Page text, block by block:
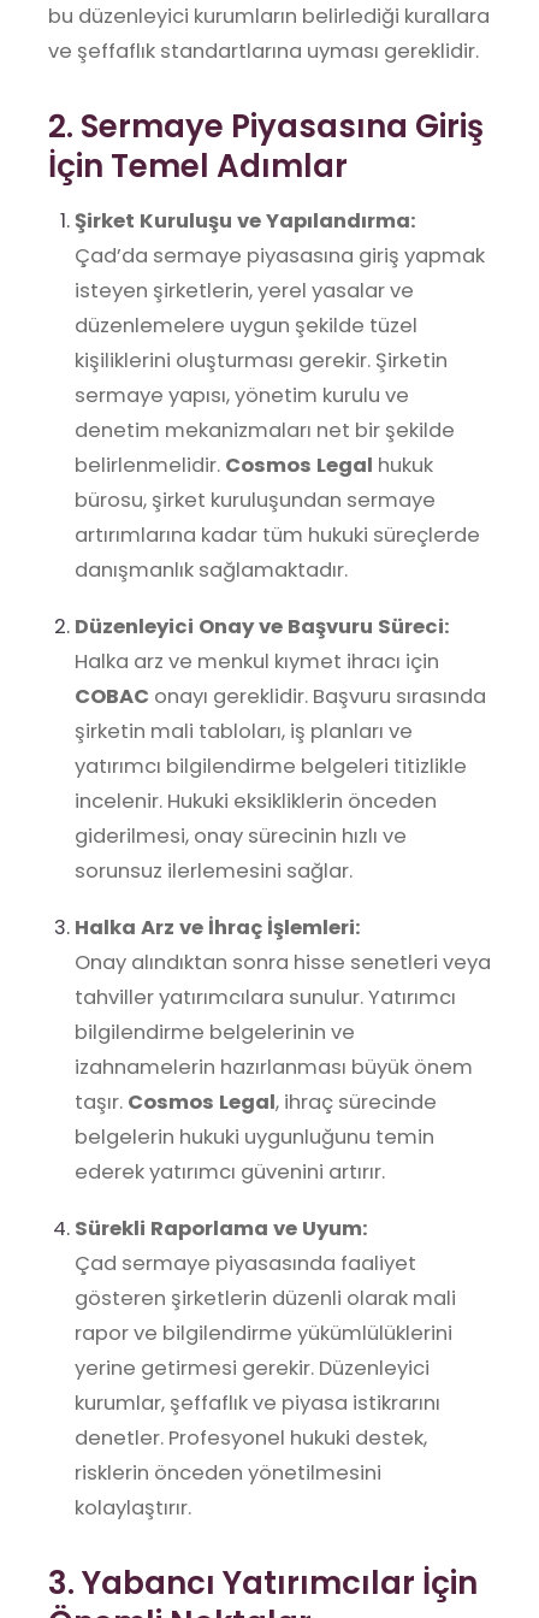
bu düzenleyici kurumların belirlediği kurallara
ve şeffaflık standartlarına uyması gereklidir.
2. Sermaye Piyasasına Giriş
İçin Temel Adımlar
Şirket Kuruluşu ve Yapılandırma:
Çad’da sermaye piyasasına giriş yapmak
isteyen şirketlerin, yerel yasalar ve
düzenlemelere uygun şekilde tüzel
kişiliklerini oluşturması gerekir. Şirketin
sermaye yapısı, yönetim kurulu ve
denetim mekanizmaları net bir şekilde
belirlenmelidir. Cosmos Legal hukuk
bürosu, şirket kuruluşundan sermaye
artırımlarına kadar tüm hukuki süreçlerde
danışmanlık sağlamaktadır.
Düzenleyici Onay ve Başvuru Süreci:
Halka arz ve menkul kıymet ihracı için
COBAC onayı gereklidir. Başvuru sırasında
şirketin mali tabloları, iş planları ve
yatırımcı bilgilendirme belgeleri titizlikle
incelenir. Hukuki eksikliklerin önceden
giderilmesi, onay sürecinin hızlı ve
sorunsuz ilerlemesini sağlar.
Halka Arz ve İhraç İşlemleri:
Onay alındıktan sonra hisse senetleri veya
tahviller yatırımcılara sunulur. Yatırımcı
bilgilendirme belgelerinin ve
izahnamelerin hazırlanması büyük önem
taşır. Cosmos Legal, ihraç sürecinde
belgelerin hukuki uygunluğunu temin
ederek yatırımcı güvenini artırır.
Sürekli Raporlama ve Uyum:
Çad sermaye piyasasında faaliyet
gösteren şirketlerin düzenli olarak mali
rapor ve bilgilendirme yükümlülüklerini
yerine getirmesi gerekir. Düzenleyici
kurumlar, şeffaflık ve piyasa istikrarını
denetler. Profesyonel hukuki destek,
risklerin önceden yönetilmesini
kolaylaştırır.
3. Yabancı Yatırımcılar İçin